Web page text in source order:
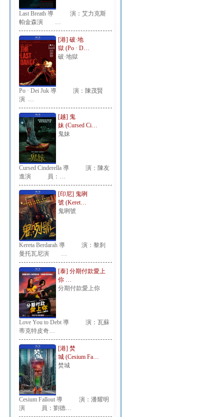
Last Breath 導 演：艾力克斯
帕金森演 …
[港] 破·地
獄 (Po · D…
破·地獄
Po · Dei Juk 導 演：陳茂賢
演 …
[越] 鬼
妹 (Cursed Ci…
鬼妹
Cursed Cinderella 導 演：陳友
進演 員：…
[印尼] 鬼咧
號 (Keret…
鬼咧號
Kereta Berdarah 導 演：黎刹
曼托瓦尼演 …
[泰] 分期付款愛上
你 …
分期付款愛上你
Love You to Debt 導 演：瓦蘇
蒂克特皮奇…
[港] 焚
城 (Cesium Fa…
焚城
Cesium Fallout 導 演：潘耀明
演 員：劉德…